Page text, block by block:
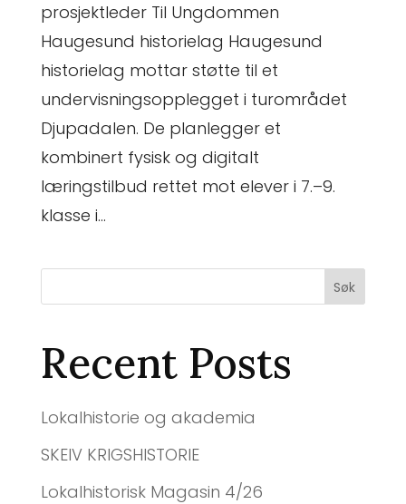
prosjektleder Til Ungdommen
Haugesund historielag Haugesund
historielag mottar støtte til et
undervisningsopplegget i turområdet
Djupadalen. De planlegger et
kombinert fysisk og digitalt
læringstilbud rettet mot elever i 7.–9.
klasse i...
Søk
Recent Posts
Lokalhistorie og akademia
SKEIV KRIGSHISTORIE
Lokalhistorisk Magasin 4/26